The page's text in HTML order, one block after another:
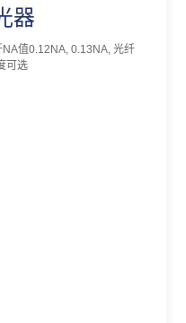
器
值0.12NA, 0.13NA, 光纤
可选